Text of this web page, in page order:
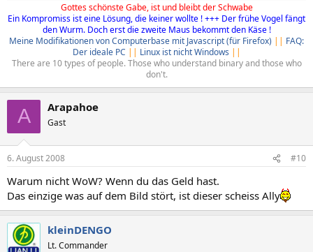
Gottes schönste Gabe, ist und bleibt der Schwabe
Ein Kompromiss ist eine Lösung, die keiner wollte ! +++ Der frühe Vogel fängt
den Wurm. Doch erst die zweite Maus bekommt den Käse !
Meine Modifikationen von Computerbase mit Javascript (für Firefox) || FAQ:
Der ideale PC || Linux ist nicht Windows ||
There are 10 types of people. Those who understand binary and those who
don't.​
A Arapahoe
Gast
6. August 2008 #10
Warum nicht WoW? Wenn du das Geld hast.
Das einzige was auf dem Bild stört, ist dieser scheiss Ally
kleinDENGO
Lt. Commander